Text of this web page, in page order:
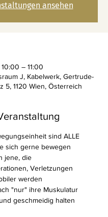
ansehen
– 11:00
J, Kabelwerk, Gertrude-
5, 1120 Wien, Österreich
sind ALLE
sich gerne bewegen
jene, die
Verletzungen
werden
"nur" ihre Muskulatur
geschmeidig halten